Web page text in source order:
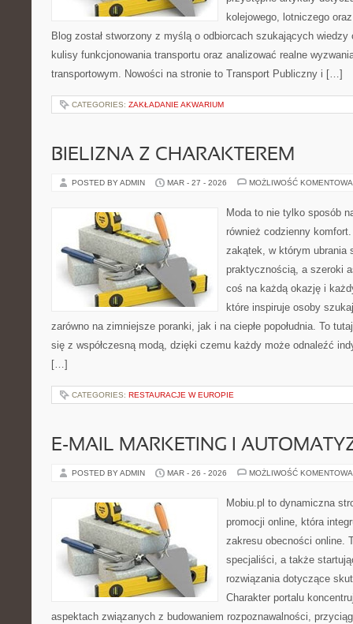
kolejowego, lotniczego
Blog został stworzony z myślą o odbiorcach szukających
kulisy funkcjonowania transportu oraz analizować realne
transportowym. Nowości na stronie to Transport Publiczny i […]
CATEGORIES: ZAKŁADANIE AKWARIUM
BIELIZNA Z CHARAKTEREM
POSTED BY ADMIN MAR - 27 - 2026 MOŻLIWOŚĆ
Moda to nie tylko sposób
również codzienny
zakątek, w którym ubrania
praktycznością, a szeroki
coś na każdą okazję i
które inspiruje osoby
zarówno na zimniejsze poranki, jak i na ciepłe popołudnia. To
się z współczesną modą, dzięki czemu każdy może odnaleźć
[…]
CATEGORIES: RESTAURACJE W EUROPIE
E-MAIL MARKETING I
POSTED BY ADMIN MAR - 26 - 2026 MOŻLIWOŚĆ
Mobiu.pl to dynamiczna
promocji online, która
zakresu obecności online.
specjaliści, a także
rozwiązania dotyczące
Charakter portalu
aspektach związanych z budowaniem rozpoznawalności,